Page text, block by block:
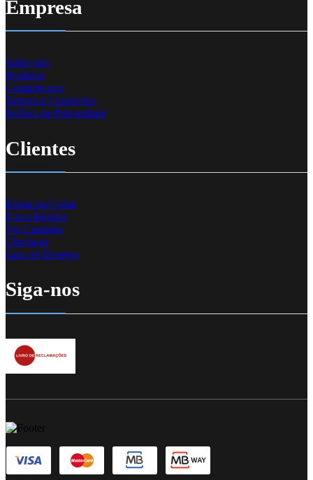
Empresa
Sobre nós
Produtos
Contacte-nos
Termos e Condições
Política de Privacidade
Clientes
Entrar na Conta
Novo Registo
Ver Carrinho
Checkout
Lista de Desejos
Siga-nos